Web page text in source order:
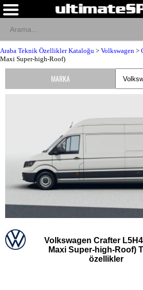
Araba Teknik Özellikler Kataloğu > Volkswagen >
Maxi Super-high-Roof)
Volkswagen Crafter
Maxi Super-high-Roof)
özellikler
MARKA